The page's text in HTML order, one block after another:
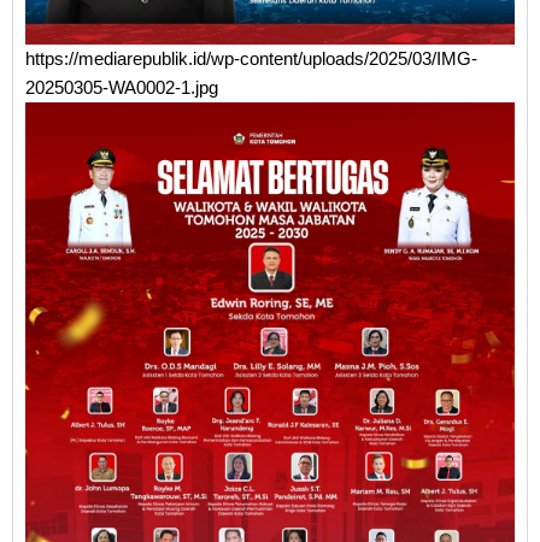
https://mediarepublik.id/wp-content/uploads/2025/03/IMG-
20250305-WA0002-1.jpg